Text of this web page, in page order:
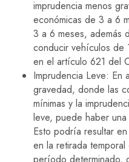
imprudencia menos
económicas de 3 a 6
3 a 6 meses, además
conducir vehículos de
en el artículo 621 del
Imprudencia Leve: En
gravedad, donde las
mínimas y la
leve, puede haber
Esto podría resultar
en la retirada